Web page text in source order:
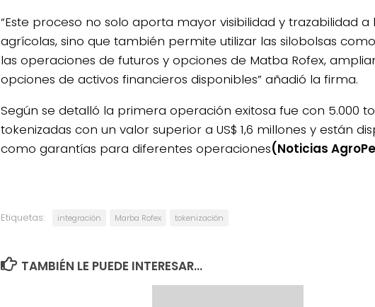
“Este proceso no solo aporta mayor visibilidad y trazabilidad a
agrícolas, sino que también permite utilizar las silobolsas
las operaciones de futuros y opciones de Matba Rofex,
opciones de activos financieros disponibles” añadió la firma.
Según se detalló la primera operación exitosa fue con 5.000
tokenizadas con un valor superior a US$ 1,6 millones y están
como garantías para diferentes operaciones(Noticias
Etiquetas: integración Marba Rofex tokenización
TAMBIÉN LE PUEDE INTERESAR...